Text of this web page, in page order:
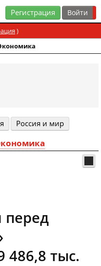
Регистрация
)
Россия и мир
перед
486,8 тыс.